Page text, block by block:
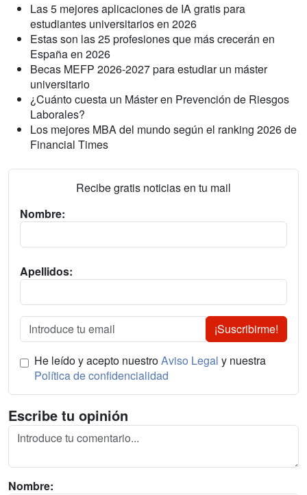
Las 5 mejores aplicaciones de IA gratis para
estudiantes universitarios en 2026
Estas son las 25 profesiones que más crecerán en
España en 2026
Becas MEFP 2026-2027 para estudiar un máster
universitario
¿Cuánto cuesta un Máster en Prevención de Riesgos
Laborales?
Los mejores MBA del mundo según el ranking 2026 de
Financial Times
Recibe gratis noticias en tu mail
Nombre:
Apellidos:
¡Suscribirme!
He leído y acepto nuestroAviso Legal y nuestra
Política de confidencialidad
Escribe tu opinión
Nombre: